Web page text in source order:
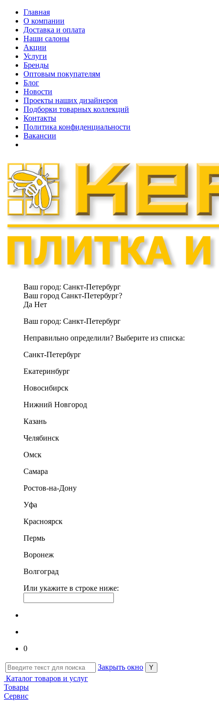
Главная
О компании
Доставка и оплата
Наши cалоны
Акции
Услуги
Бренды
Оптовым покупателям
Блог
Новости
Проекты наших дизайнеров
Подборки товарных коллекций
Контакты
Политика конфиденциальности
Вакансии
Ваш город: Санкт-Петербург
Ваш город Санкт-Петербург?
Да Нет
Ваш город: Санкт-Петербург
Неправильно определили? Выберите из списка:
Санкт-Петербург
Екатеринбург
Новосибирск
Нижний Новгород
Казань
Челябинск
Омск
Самара
Ростов-на-Дону
Уфа
Красноярск
Пермь
Воронеж
Волгоград
Или укажите в строке ниже:
0
Закрыть окно
Каталог товаров и услуг
Товары
Сервис